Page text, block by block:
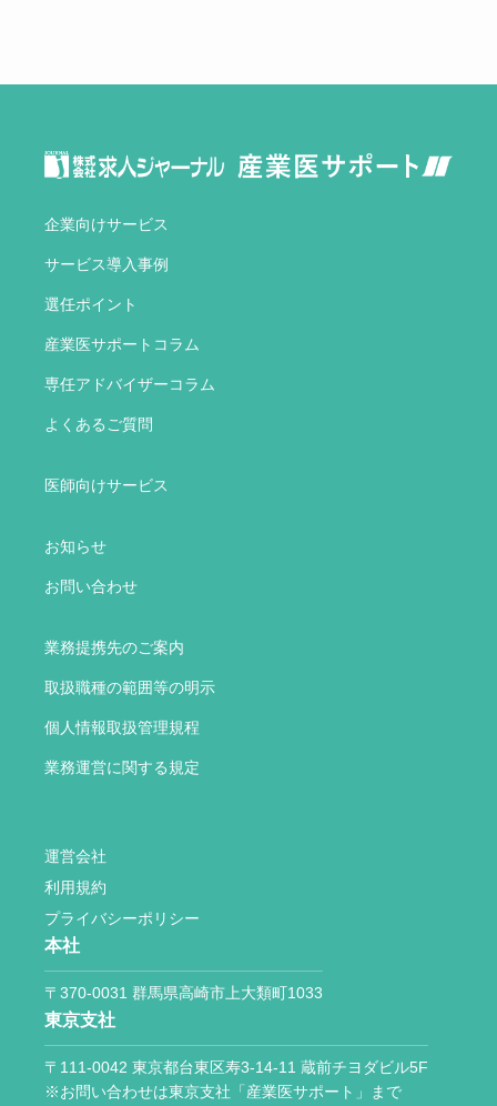
企業向けサービス
サービス導入事例
選任ポイント
産業医サポートコラム
専任アドバイザーコラム
よくあるご質問
医師向けサービス
お知らせ
お問い合わせ
業務提携先のご案内
取扱職種の範囲等の明示
個人情報取扱管理規程
業務運営に関する規定
運営会社
利用規約
プライバシーポリシー
本社
〒370-0031 群馬県高崎市上大類町1033
東京支社
〒111-0042 東京都台東区寿3-14-11 蔵前チヨダビル5F
※お問い合わせは東京支社「産業医サポート」まで